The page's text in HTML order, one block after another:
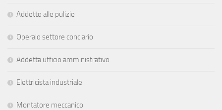
Addetto alle pulizie
Operaio settore conciario
Addetta ufficio amministrativo
Elettricista industriale
Montatore meccanico